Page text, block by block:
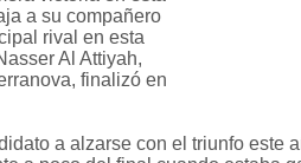
a su compañero
rival en esta
Al Attiyah,
finalizó en
a alzarse con el triunfo este